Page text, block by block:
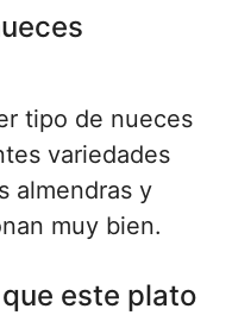
tipo de nueces
variedades
almendras y
muy bien.
este plato